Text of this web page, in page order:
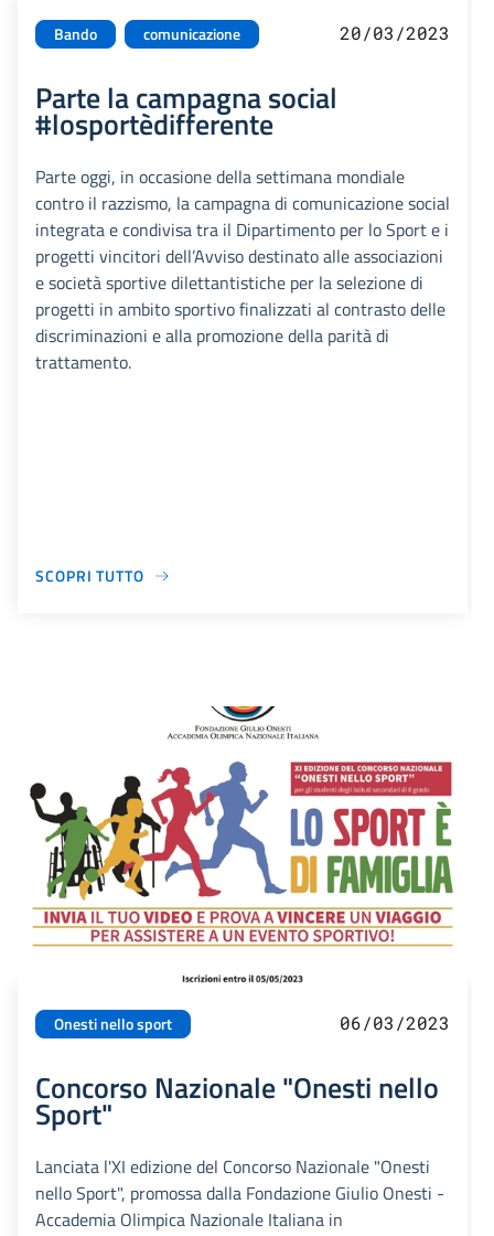
Bando comunicazione 20/03/2023
Parte la campagna social
#losportèdifferente
Parte oggi, in occasione della settimana mondiale
contro il razzismo, la campagna di comunicazione social
integrata e condivisa tra il Dipartimento per lo Sport e i
progetti vincitori dell’Avviso destinato alle associazioni
e società sportive dilettantistiche per la selezione di
progetti in ambito sportivo finalizzati al contrasto delle
discriminazioni e alla promozione della parità di
trattamento.
SCOPRI TUTTO
Onesti nello sport 06/03/2023
Concorso Nazionale "Onesti nello
Sport"
Lanciata l'XI edizione del Concorso Nazionale "Onesti
nello Sport", promossa dalla Fondazione Giulio Onesti -
Accademia Olimpica Nazionale Italiana in